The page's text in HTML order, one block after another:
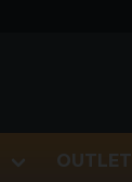
OUTLET